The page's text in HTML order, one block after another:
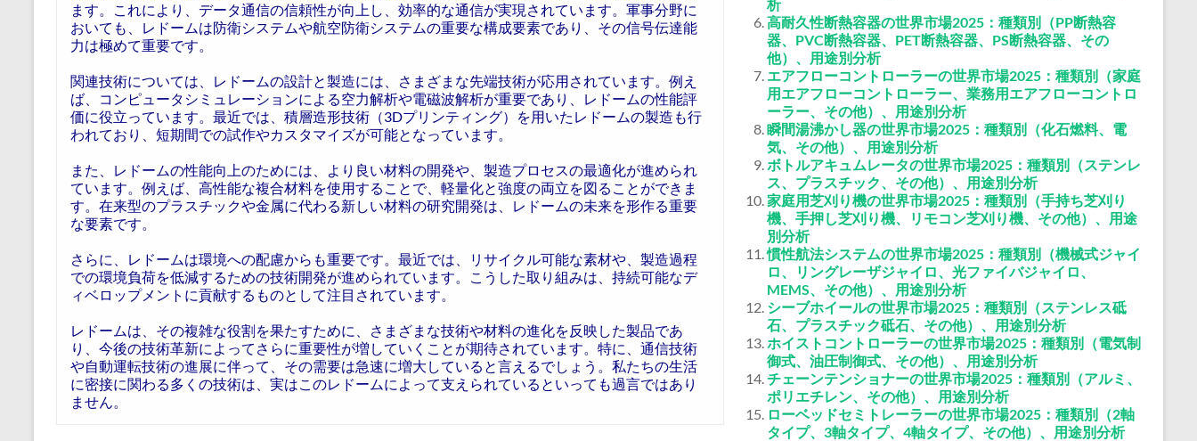
ます。これにより、データ通信の信頼性が向上し、効率的な通信が実現されています。軍事分野に
おいても、レドームは防衛システムや航空防衛システムの重要な構成要素であり、その信号伝達能
力は極めて重要です。
関連技術については、レドームの設計と製造には、さまざまな先端技術が応用されています。例え
ば、コンピュータシミュレーションによる空力解析や電磁波解析が重要であり、レドームの性能評
価に役立っています。最近では、積層造形技術（3Dプリンティング）を用いたレドームの製造も行
われており、短期間での試作やカスタマイズが可能となっています。
また、レドームの性能向上のためには、より良い材料の開発や、製造プロセスの最適化が進められ
ています。例えば、高性能な複合材料を使用することで、軽量化と強度の両立を図ることができま
す。在来型のプラスチックや金属に代わる新しい材料の研究開発は、レドームの未来を形作る重要
な要素です。
さらに、レドームは環境への配慮からも重要です。最近では、リサイクル可能な素材や、製造過程
での環境負荷を低減するための技術開発が進められています。こうした取り組みは、持続可能なデ
ィベロップメントに貢献するものとして注目されています。
レドームは、その複雑な役割を果たすために、さまざまな技術や材料の進化を反映した製品であ
り、今後の技術革新によってさらに重要性が増していくことが期待されています。特に、通信技術
や自動運転技術の進展に伴って、その需要は急速に増大していると言えるでしょう。私たちの生活
に密接に関わる多くの技術は、実はこのレドームによって支えられているといっても過言ではあり
ません。
析
高耐久性断熱容器の世界市場2025：種類別（PP断熱容
器、PVC断熱容器、PET断熱容器、PS断熱容器、その
他）、用途別分析
エアフローコントローラーの世界市場2025：種類別（家庭
用エアフローコントローラー、業務用エアフローコントロ
ーラー、その他）、用途別分析
瞬間湯沸かし器の世界市場2025：種類別（化石燃料、電
気、その他）、用途別分析
ボトルアキュムレータの世界市場2025：種類別（ステンレ
ス、プラスチック、その他）、用途別分析
家庭用芝刈り機の世界市場2025：種類別（手持ち芝刈り
機、手押し芝刈り機、リモコン芝刈り機、その他）、用途
別分析
慣性航法システムの世界市場2025：種類別（機械式ジャイ
ロ、リングレーザジャイロ、光ファイバジャイロ、
MEMS、その他）、用途別分析
シーブホイールの世界市場2025：種類別（ステンレス砥
石、プラスチック砥石、その他）、用途別分析
ホイストコントローラーの世界市場2025：種類別（電気制
御式、油圧制御式、その他）、用途別分析
チェーンテンショナーの世界市場2025：種類別（アルミ、
ポリエチレン、その他）、用途別分析
ローベッドセミトレーラーの世界市場2025：種類別（2軸
タイプ、3軸タイプ、4軸タイプ、その他）、用途別分析